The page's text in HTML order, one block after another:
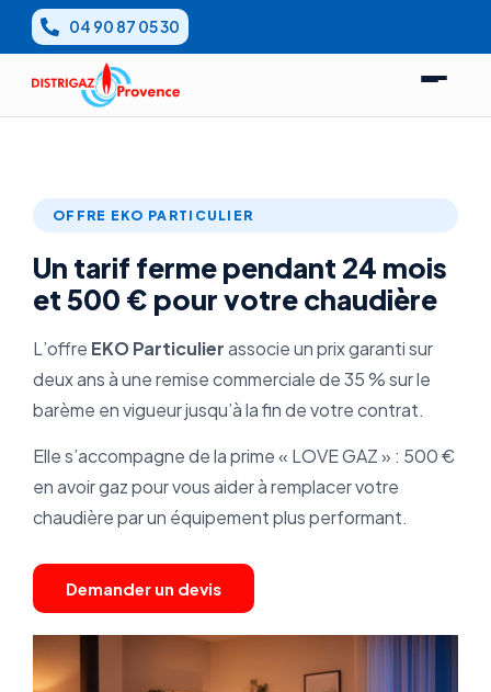
04 90 87 05 30
OFFRE EKO PARTICULIER
Un tarif ferme pendant 24 mois
et 500 € pour votre chaudière
L’offre EKO Particulierassocie un prix garanti sur
deux ans à une remise commerciale de 35 % sur le
barème en vigueur jusqu’à la fin de votre contrat.
Elle s’accompagne de la prime « LOVE GAZ » : 500 €
en avoir gaz pour vous aider à remplacer votre
chaudière par un équipement plus performant.
Demander un devis